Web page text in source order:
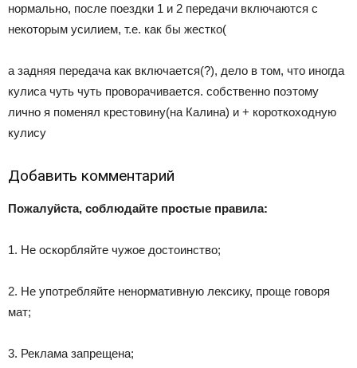
нормально, после поездки 1 и 2 передачи включаются с
некоторым усилием, т.е. как бы жестко(
а задняя передача как включается(?), дело в том, что иногда
кулиса чуть чуть проворачивается. собственно поэтому
лично я поменял крестовину(на Калина) и + короткоходную
кулису
Добавить комментарий
Пожалуйста, соблюдайте простые правила:
1. Не оскорбляйте чужое достоинство;
2. Не употребляйте ненормативную лексику, проще говоря
мат;
3. Реклама запрещена;